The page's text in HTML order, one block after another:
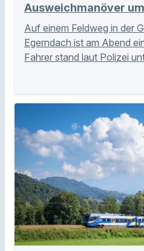
Ausweichmanöver um
Auf einem Feldweg in der
Egerndach ist am Abend
Fahrer stand laut Polizei